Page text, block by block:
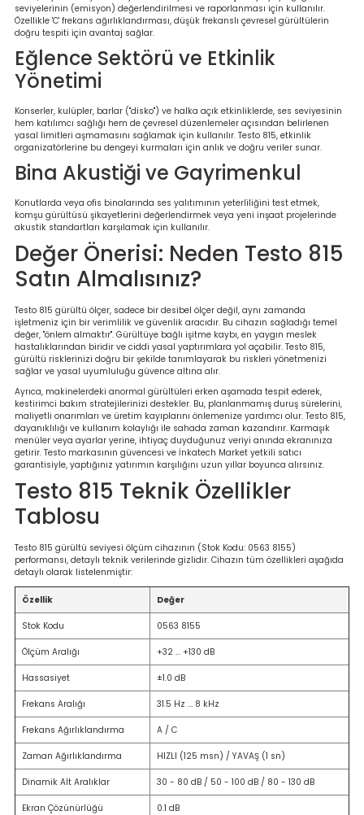
seviyelerinin (emisyon) değerlendirilmesi ve raporlanması için kullanılır.
Özellikle 'C' frekans ağırlıklandırması, düşük frekanslı çevresel gürültülerin
doğru tespiti için avantaj sağlar.
Eğlence Sektörü ve Etkinlik
Yönetimi
Konserler, kulüpler, barlar ("disko") ve halka açık etkinliklerde, ses seviyesinin
hem katılımcı sağlığı hem de çevresel düzenlemeler açısından belirlenen
yasal limitleri aşmamasını sağlamak için kullanılır. Testo 815, etkinlik
organizatörlerine bu dengeyi kurmaları için anlık ve doğru veriler sunar.
Bina Akustiği ve Gayrimenkul
Konutlarda veya ofis binalarında ses yalıtımının yeterliliğini test etmek,
komşu gürültüsü şikayetlerini değerlendirmek veya yeni inşaat projelerinde
akustik standartları karşılamak için kullanılır.
Değer Önerisi: Neden Testo 815
Satın Almalısınız?
Testo 815 gürültü ölçer, sadece bir desibel ölçer değil, aynı zamanda
işletmeniz için bir verimlilik ve güvenlik aracıdır. Bu cihazın sağladığı temel
değer, "önlem almaktır". Gürültüye bağlı işitme kaybı, en yaygın meslek
hastalıklarından biridir ve ciddi yasal yaptırımlara yol açabilir. Testo 815,
gürültü risklerinizi doğru bir şekilde tanımlayarak bu riskleri yönetmenizi
sağlar ve yasal uyumluluğu güvence altına alır.
Ayrıca, makinelerdeki anormal gürültüleri erken aşamada tespit ederek,
kestirimci bakım stratejilerinizi destekler. Bu, planlanmamış duruş sürelerini,
maliyetli onarımları ve üretim kayıplarını önlemenize yardımcı olur. Testo 815,
dayanıklılığı ve kullanım kolaylığı ile sahada zaman kazandırır. Karmaşık
menüler veya ayarlar yerine, ihtiyaç duyduğunuz veriyi anında ekranınıza
getirir. Testo markasının güvencesi ve İnkatech Market yetkili satıcı
garantisiyle, yaptığınız yatırımın karşılığını uzun yıllar boyunca alırsınız.
Testo 815 Teknik Özellikler
Tablosu
Testo 815 gürültü seviyesi ölçüm cihazının (Stok Kodu: 0563 8155)
performansı, detaylı teknik verilerinde gizlidir. Cihazın tüm özellikleri aşağıda
detaylı olarak listelenmiştir:
Özellik Değer
Stok Kodu 0563 8155
Ölçüm Aralığı +32 ... +130 dB
Hassasiyet ±1.0 dB
Frekans Aralığı 31.5 Hz ... 8 kHz
Frekans Ağırlıklandırma A / C
Zaman Ağırlıklandırma HIZLI (125 msn) / YAVAŞ (1 sn)
Dinamik Alt Aralıklar 30 - 80 dB / 50 - 100 dB / 80 - 130 dB
Ekran Çözünürlüğü 0.1 dB